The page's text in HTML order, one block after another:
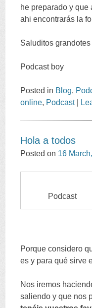
he preparado y que
ahi encontrarás la
Saluditos grandotes
Podcast boy
Posted in Blog,
online, Podcast
Hola a todos
Posted on 16 March
Podcast
Porque considero
es y para qué sirve
Nos iremos
saliendo y que nos